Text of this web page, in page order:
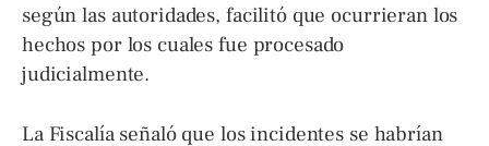
según las autoridades, facilitó que ocurrieran los
hechos por los cuales fue procesado
judicialmente.
La Fiscalía señaló que los incidentes se habrían